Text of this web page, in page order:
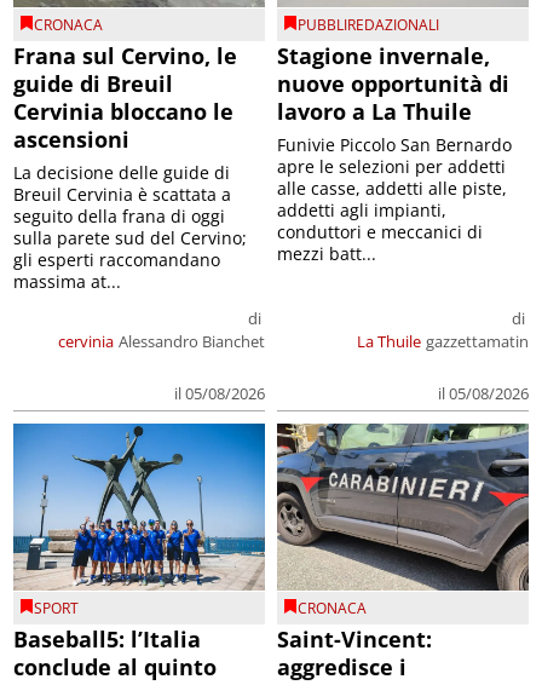
CRONACA
Frana sul Cervino, le
guide di Breuil
Cervinia bloccano le
ascensioni
cervinia
di
Alessandro Bianchet
il 05/08/2026
La decisione delle guide di
Breuil Cervinia è scattata a
seguito della frana di oggi
sulla parete sud del Cervino;
gli esperti raccomandano
massima at...
PUBBLIREDAZIONALI
Stagione invernale,
nuove opportunità di
lavoro a La Thuile
La Thuile
di
gazzettamatin
il 05/08/2026
Funivie Piccolo San Bernardo
apre le selezioni per addetti
alle casse, addetti alle piste,
addetti agli impianti,
conduttori e meccanici di
mezzi batt...
SPORT
Baseball5: l’Italia
conclude al quinto
CRONACA
Saint-Vincent:
aggredisce i